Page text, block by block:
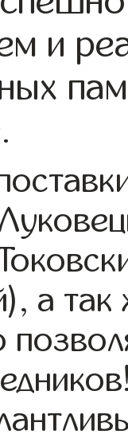
и
а